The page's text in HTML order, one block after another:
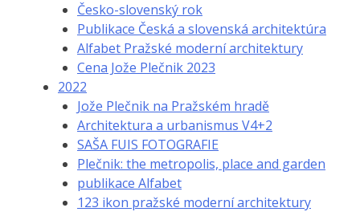
Česko-slovenský rok
Publikace Česká a slovenská architektúra
Alfabet Pražské moderní architektury
Cena Jože Plečnik 2023
2022
Jože Plečnik na Pražském hradě
Architektura a urbanismus V4+2
SAŠA FUIS FOTOGRAFIE
Plečnik: the metropolis, place and garden
publikace Alfabet
123 ikon pražské moderní architektury